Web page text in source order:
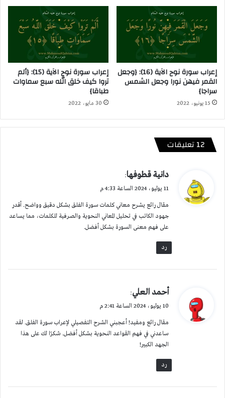
إعراب سورة نوح الآية (16): {وجعل
القمر فيهن نورا وجعل الشمس
سراجا}
15 يونيو، 2022
إعراب سورة نوح الآية (15): {ألم
تروا كيف خلق الله سبع سماوات
طباقا}
30 مايو، 2022
‫12 تعليقات
ي
ل
دانية قطوفها:
11 يوليو، 2024 الساعة 4:33 م
مقال رائع يشرح معاني كلمات سورة الفلق بشكل دقيق وواضح. أقدر
جهود الكاتب في تحليل المعاني النحوية والصرفية للكلمات، مما يساعد
على فهم معنى السورة بشكل أفضل.
رد
ي
ل
أحمد العلي:
10 يوليو، 2024 الساعة 2:41 م
مقال رائع ومفيد! أعجبني الشرح التفصيلي لإعراب سورة الفلق. لقد
ساعدني في فهم القواعد النحوية بشكل أفضل. شكرًا لك على هذا
الجهد الكبير!
رد